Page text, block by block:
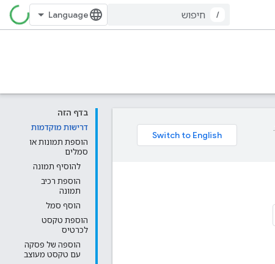
/
בדף הזה
דרישות מוקדמות
הוספת תמונות או
סמלים
להוסיף תמונה
הוספת רכיב
תמונה
הוסף סמל
הוספת טקסט
לכרטיס
הוספה של פסקה
עם טקסט מעוצב